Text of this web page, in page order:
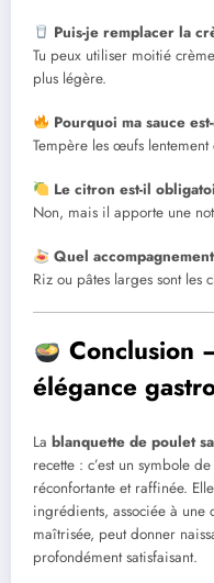
Puis-je remplacer la
Tu peux utiliser moitié
plus légère.
Pourquoi ma sauce
Tempère les œufs
Le citron est-il
Non, mais il apporte une
Quel
Riz ou pâtes larges sont les
Conclusion
élégance
La blanquette de poulet
recette : c’est un symbole
réconfortante et raffinée.
ingrédients, associée à une
maîtrisée, peut donner
profondément satisfaisant.